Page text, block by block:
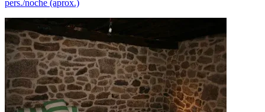
pers./noche (aprox.)